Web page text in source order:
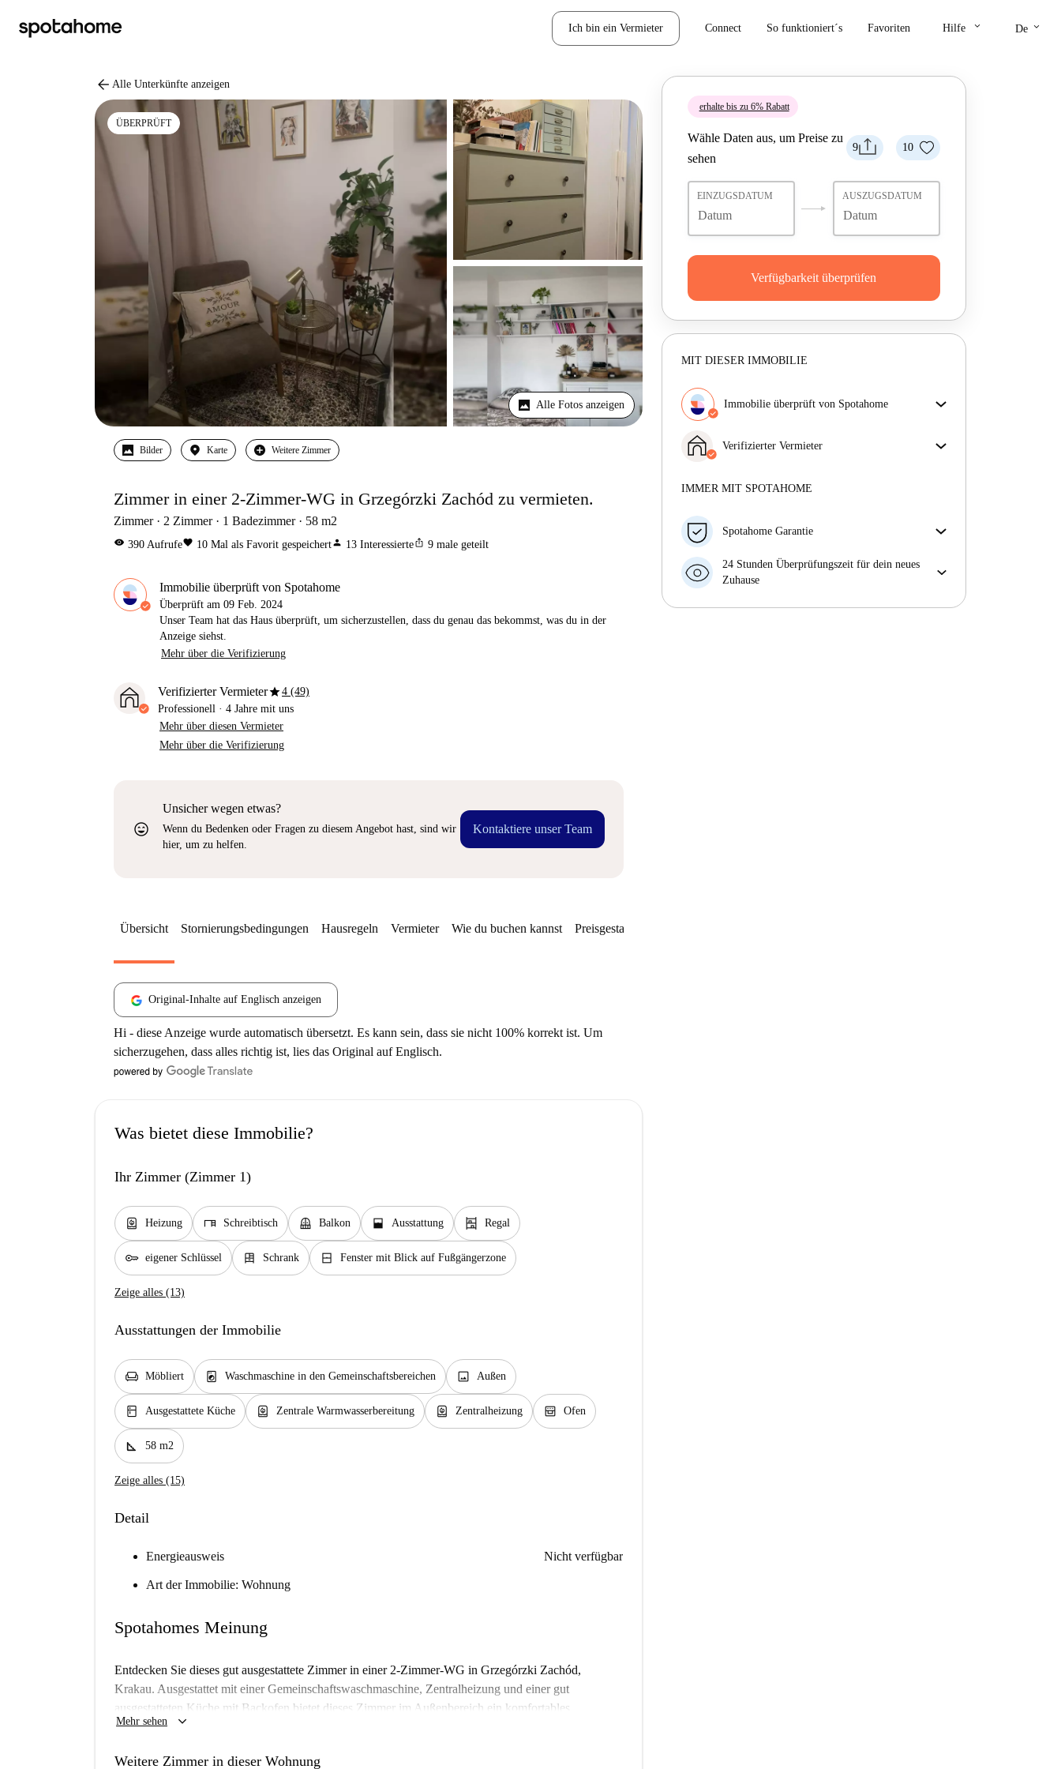
Ich bin ein Vermieter Connect So funktioniert´s Favoriten Hilfe keyboard_arrow_down De keyboard_arrow_down
arrow_back Alle Unterkünfte anzeigen
ÜBERPRÜFT
Alle Fotos anzeigen
Bilder Karte Weitere Zimmer
Zimmer in einer 2-Zimmer-WG in Grzegórzki Zachód zu vermieten.
Zimmer 2 Zimmer 1 Badezimmer 58 m2
visibility 390 Aufrufefavorite 10 Mal als Favorit gespeichertperson 13 Interessierteios_share 9 male geteilt
Immobilie überprüft von Spotahome
Überprüft am 09 Feb. 2024
Unser Team hat das Haus überprüft, um sicherzustellen, dass du genau das bekommst, was du in der
Anzeige siehst.
Mehr über die Verifizierung
Verifizierter Vermieterstar4 (49)
Professionell · 4 Jahre mit uns
Mehr über diesen Vermieter
Mehr über die Verifizierung
sentiment_very_satisfied
Unsicher wegen etwas?
Wenn du Bedenken oder Fragen zu diesem Angebot hast, sind wir
hier, um zu helfen.
Kontaktiere unser Team
erhalte bis zu 6% Rabatt
9 10
Wähle Daten aus, um Preise zu
sehen
EINZUGSDATUM AUSZUGSDATUM
Verfügbarkeit überprüfen
MIT DIESER IMMOBILIE
Immobilie überprüft von Spotahome
sicherzustellen, dass du genau das bekommst, was du
in der Anzeige siehst.
Verifizierter Vermieter
Mehr über diesen Vermieter
IMMER MIT SPOTAHOME
Spotahome Garantie
Falls der Vermieter deine Buchung kurzfristig
storniert, werden wir dir entweder A) ein Hotel
finden oder B) den gezahlten Betrag vollständig
24 Stunden Überprüfungszeit für dein neues
Zuhause
Übersicht Stornierungsbedingungen Hausregeln Vermieter Wie du buchen kannst Preisgestaltung
Original-Inhalte auf Englisch anzeigen
Hi - diese Anzeige wurde automatisch übersetzt. Es kann sein, dass sie nicht 100% korrekt ist. Um
sicherzugehen, dass alles richtig ist, lies das Original auf Englisch.
Was bietet diese Immobilie?
Ihr Zimmer (Zimmer 1)
water_heater Heizung desk Schreibtisch balcony Balkon window_open Ausstattung shelves Regal
key eigener Schlüssel dresser Schrank window_closed Fenster mit Blick auf Fußgängerzone
Zeige alles (13)
Ausstattungen der Immobilie
chair Möbliert local_laundry_service Waschmaschine in den Gemeinschaftsbereichen image Außen
kitchen Ausgestattete Küche water_heater Zentrale Warmwasserbereitung water_heater Zentralheizung oven_gen Ofen
square_foot 58 m2
Zeige alles (15)
Detail
Energieausweis Nicht verfügbar
Art der Immobilie: Wohnung
Spotahomes Meinung
Entdecken Sie dieses gut ausgestattete Zimmer in einer 2-Zimmer-WG in Grzegórzki Zachód,
Krakau. Ausgestattet mit einer Gemeinschaftswaschmaschine, Zentralheizung und einer gut
ausgestatteten Küche mit Backofen bietet dieses Zimmer im Außenbereich ein komfortables
Wohnerlebnis. Die Unterkunft wurde von Spotahome geprüft und garantiert Qualität und
Mehr sehen keyboard_arrow_down
Weitere Zimmer in dieser Wohnung